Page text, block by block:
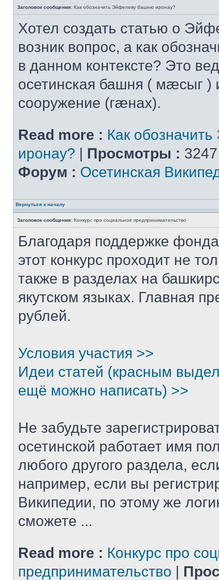
Заголовок сообщения: Как обозначить Эйфелеву башню иронау?
Хотел создать статью о
возник вопрос, а как
в данном контексте? Это
осетинская башня ( мæсыг )
сооружение (гæнах).
Read more : Как
иронау? | Просмотры :
Форум : Осетинская
Вернуться к началу
Заголовок сообщения: Конкурс про социальное предпринимательство
Благодаря поддержке
этот конкурс проходит не
также в разделах на
якутском языках. Главная
рублей.
Условия участия >>
Идеи статей (красным
ещё можно написать) >>
Не забудьте
осетинской работает имя
любого другого раздела,
например, если вы
Википедии, по этому же
сможете ...
Read more : Конкурс про
предпринимательство |